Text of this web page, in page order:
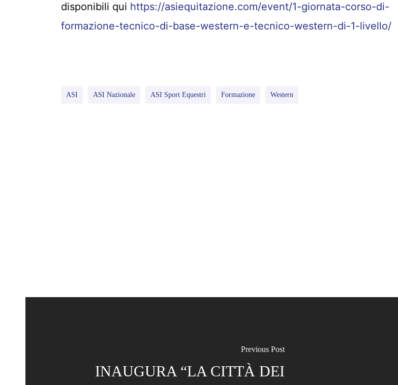
disponibili qui https://asiequitazione.com/event/1-giornata-corso-di-
formazione-tecnico-di-base-western-e-tecnico-western-di-1-livello/
ASI ASI Nazionale ASI Sport Equestri Formazione Western
Previous Post
INAUGURA “LA CITTÀ DEI